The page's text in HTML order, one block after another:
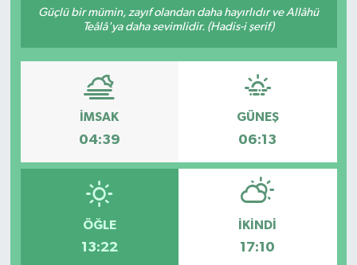
Güçlü bir mümin, zayıf olandan daha hayırlıdır ve Allâhü
Teâlâ'ya daha sevimlidir. (Hadis-i şerif)
İMSAK
04:39
GÜNEŞ
06:13
ÖĞLE
13:22
İKINDI
17:10
Resmi İlanlar